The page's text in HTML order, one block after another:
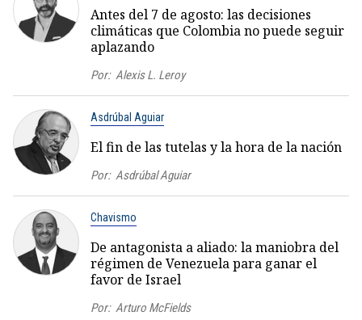
Antes del 7 de agosto: las decisiones
climáticas que Colombia no puede seguir
aplazando
Por: Alexis L. Leroy
Asdrúbal Aguiar
El fin de las tutelas y la hora de la nación
Por: Asdrúbal Aguiar
Chavismo
De antagonista a aliado: la maniobra del
régimen de Venezuela para ganar el
favor de Israel
Por: Arturo McFields